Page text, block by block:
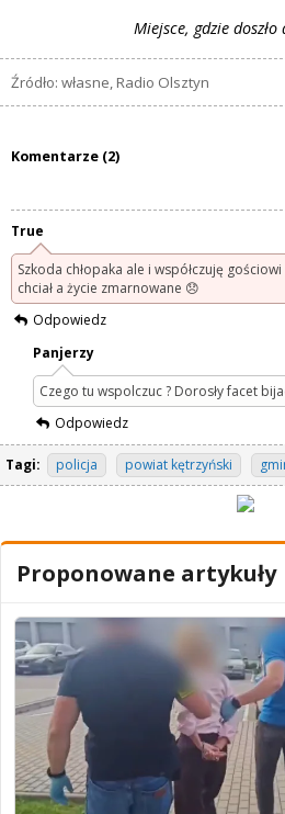
Miejsce, gdzie
Źródło: własne, Radio Olsztyn
Komentarze (2)
True
Szkoda chłopaka ale i współczuję
chciał a życie zmarnowane 😞
Odpowiedz
Panjerzy
Czego tu wspolczuc ? Dorosły facet
Odpowiedz
Tagi: policja powiat kętrzyński
Proponowane artykuły